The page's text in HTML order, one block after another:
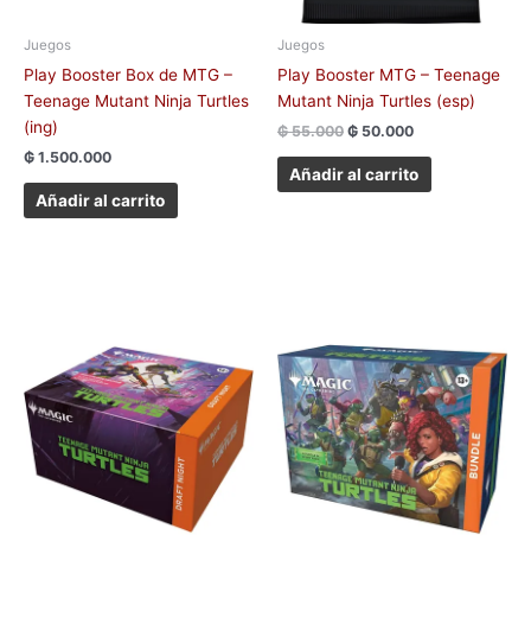
Juegos
Play Booster Box de MTG –
Teenage Mutant Ninja Turtles
(ing)
₲ 1.500.000
Añadir al carrito
Juegos
Play Booster MTG – Teenage
Mutant Ninja Turtles (esp)
₲55.000 ₲ 50.000
Añadir al carrito